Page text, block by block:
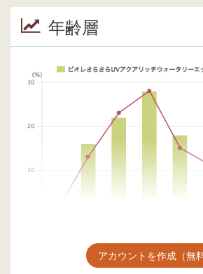
年齢層
アカウントを作成（無料